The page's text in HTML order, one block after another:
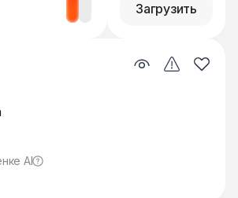
Загрузить
AI